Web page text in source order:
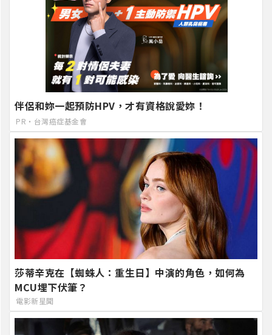
伴侶和妳一起預防HPV，才有資格說愛妳！
PR・台灣癌症基金會
莎蒂辛克在【蜘蛛人：重生日】中演的角色，如何為
MCU埋下伏筆？
電影新星聞